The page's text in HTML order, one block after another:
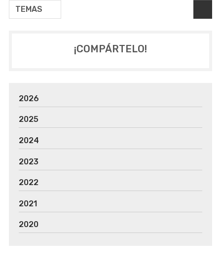
TEMAS
¡COMPÁRTELO!
2026
2025
2024
2023
2022
2021
2020